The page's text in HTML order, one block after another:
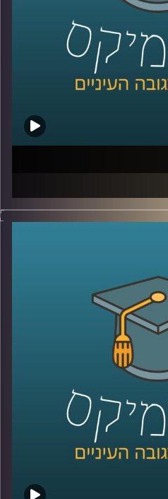
רעיונות גדולים, דילמות
בין מדע, קיימות וכלכלה.
הכי בוערות בדמוקרטיה, מה
כל כך חיוני לתפקוד של מדינה,
ללמוד מהמספרים, האם
למה אמון נהיה תלוי מחנה
הייצוג, לציות לחוק,
הזמנו את פרופ׳ אמנון כוורי,
ואחריות בבית ספר לאודר
רייכמן, וביחד ננסה להבין
והחברה יכולות לעשות